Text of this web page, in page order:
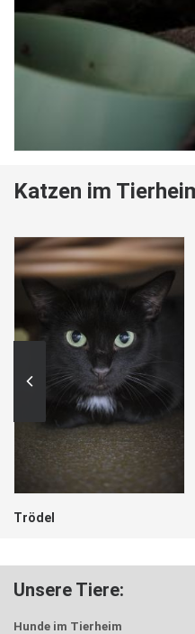
Katzen im
Trödel
Unsere Tiere:
Hunde im Tierheim